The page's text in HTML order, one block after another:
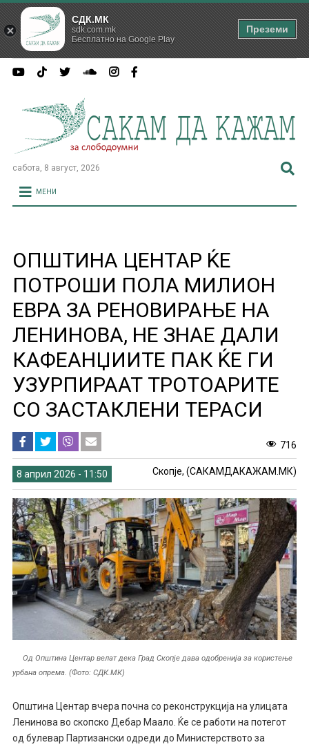
сабота, 8 август, 2026
МЕНИ
ОПШТИНА ЦЕНТАР ЌЕ
ПОТРОШИ ПОЛА МИЛИОН
ЕВРА ЗА РЕНОВИРАЊЕ НА
ЛЕНИНОВА, НЕ ЗНАЕ ДАЛИ
КАФЕАНЏИИТЕ ПАК ЌЕ ГИ
УЗУРПИРААТ ТРОТОАРИТЕ
СО ЗАСТАКЛЕНИ ТЕРАСИ
716
8 април 2026 - 11:50 Скопје, (САКАМДАКАЖАМ.МК)
Од Општина Центар велат дека Град Скопје дава одобренија за користење
урбана опрема. (Фото: СДК.МК)
Општина Центар вчера почна со реконструкција на улицата
Ленинова во скопско Дебар Маало. Ќе се работи на потегот
од булевар Партизански одреди до Министерството за
СДК.МК
sdk.com.mk
Бесплатно на Google Play
Преземи